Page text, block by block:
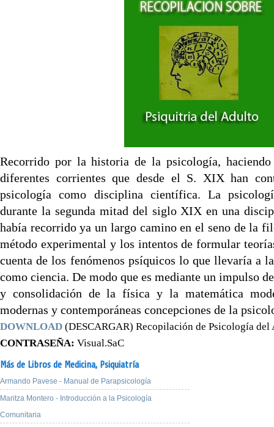
Recorrido por la historia de la psicología,
diferentes corrientes que desde el S. XIX han
psicología como disciplina científica. La
durante la segunda mitad del siglo XIX en una
había recorrido ya un largo camino en el seno de la
método experimental y los intentos de formular
cuenta de los fenómenos psíquicos lo que llevaría a
como ciencia. De modo que es mediante un impulso
y consolidación de la física y la matemática
modernas y contemporáneas concepciones de la
DOWNLOAD (DESCARGAR) Recopilación de Psicología del
CONTRASEÑA: Visual.SaC
Más de Libros de Medicina, Psiquiatría
Armando Pavese - Manual de Parapsicología
Maritza Montero - Introducción a la Psicología
Comunitaria